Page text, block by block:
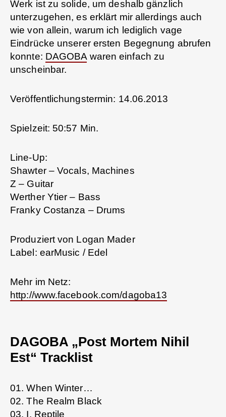
Werk ist zu solide, um deshalb gänzlich
unterzugehen, es erklärt mir allerdings auch
wie von allein, warum ich lediglich vage
Eindrücke unserer ersten Begegnung abrufen
konnte: DAGOBA waren einfach zu
unscheinbar.
Veröffentlichungstermin: 14.06.2013
Spielzeit: 50:57 Min.
Line-Up:
Shawter – Vocals, Machines
Z – Guitar
Werther Ytier – Bass
Franky Costanza – Drums
Produziert von Logan Mader
Label: earMusic / Edel
Mehr im Netz:
http://www.facebook.com/dagoba13
DAGOBA „Post Mortem Nihil
Est“ Tracklist
01. When Winter…
02. The Realm Black
03. I, Reptile